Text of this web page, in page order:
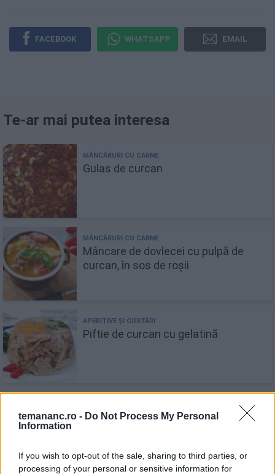
temananc.ro - Do Not Process My Personal
Information
If you wish to opt-out of the sale, sharing to third parties, or
processing of your personal or sensitive information for
FACEBOOK WHATSAPP EMAIL
Te-ar mai putea interesa
Gulas de curcan
Mâncare de dovlecei cu pulpă de
curcan, în sos de roșii
Piftie de curcan cu gelatină
Panini De Curcan Si Rosii